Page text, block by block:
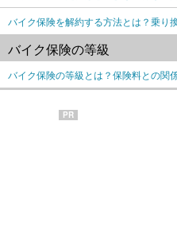
バイク保険を解約する方法とは？乗り
バイク保険の等級
バイク保険の等級とは？保険料との関
PR